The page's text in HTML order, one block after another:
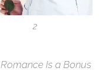
2
Romance Is a Bonus